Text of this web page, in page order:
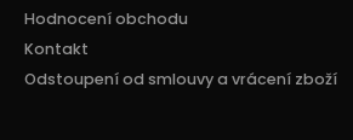
Hodnocení obchodu
Kontakt
Odstoupení od smlouvy a vrácení zboží